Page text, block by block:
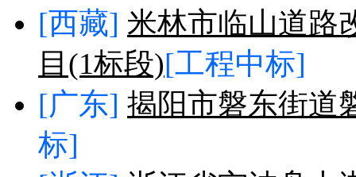
[西藏] 米林市临山道路
目(1标段)[工程中标]
[广东] 揭阳市磐东街道
标]